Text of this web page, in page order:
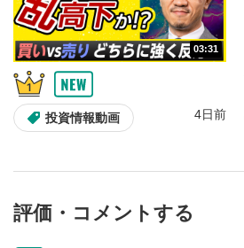
画質の選択/再生速度の変更ができま
7
音量調整
スライダーを上下すると音量が調
8
全画面表示
03:31
投資情報動画 4日前
評価・コメントする